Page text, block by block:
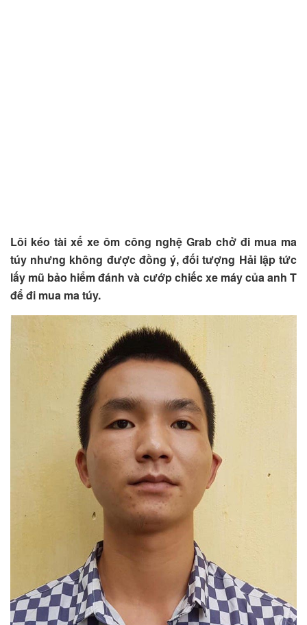
Lôi kéo tài xế xe ôm công nghệ Grab chở đi mua ma
túy nhưng không được đồng ý, đối tượng Hải lập tức
lấy mũ bảo hiểm đánh và cướp chiếc xe máy của anh T
để đi mua ma túy.